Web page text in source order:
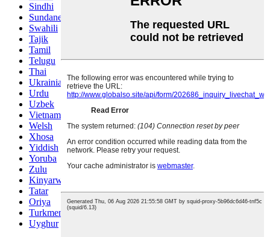
Sindhi
Sundanese
Swahili
Tajik
Tamil
Telugu
Thai
Ukrainian
Urdu
Uzbek
Vietnamese
Welsh
Xhosa
Yiddish
Yoruba
Zulu
Kinyarwanda
Tatar
Oriya
Turkmen
Uyghur